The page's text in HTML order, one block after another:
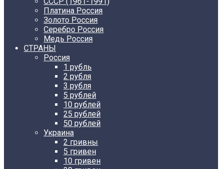
Платина Россия
Золото Россия
Серебро Россия
Медь Россия
СТРАНЫ
Россия
1 рубль
2 рубля
3 рубля
5 рублей
10 рублей
25 рублей
50 рублей
Украина
2 гривны
5 гривен
10 гривен